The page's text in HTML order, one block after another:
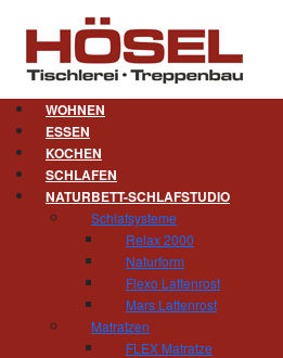
WOHNEN
ESSEN
KOCHEN
SCHLAFEN
NATURBETT-SCHLAFSTUDIO
Schlafsysteme
Relax 2000
Naturform
Flexo Lattenrost
Mars Lattenrost
Matratzen
FLEX Matratze